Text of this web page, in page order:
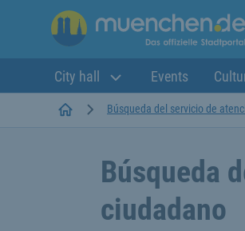
City hall Events
StartseiteBúsqueda del servicio de
Búsqueda
ciudadano